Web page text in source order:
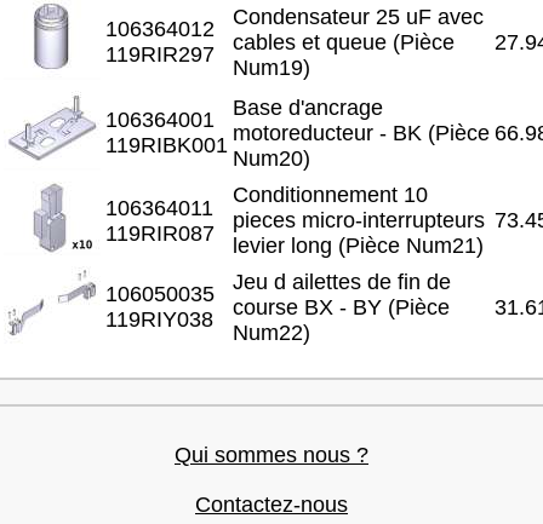
106364012
119RIR297
Condensateur 25 uF avec
cables et queue (Pièce
Num19)
106364001
119RIBK001
Base d'ancrage
motoreducteur - BK (Pièce
Num20)
106364011
119RIR087
Conditionnement 10
pieces micro-interrupteurs
levier long (Pièce Num21)
106050035
119RIY038
Jeu d ailettes de fin de
course BX - BY (Pièce
Num22)
Qui sommes nous ?
Contactez-nous